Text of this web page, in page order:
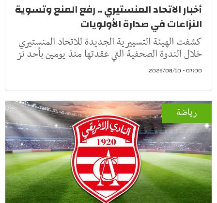
أخبار الاتحاد المنستيري .. رفع المنع وتسوية
النزاعات في صدارة الأولويات
كشفت الهيئة التسييرية الجديدة للاتحاد المنستيري
خلال الندوة الصحفية التي عقدتها منذ يومين بأحد نز
07:00 - 2026/08/10
رياضة